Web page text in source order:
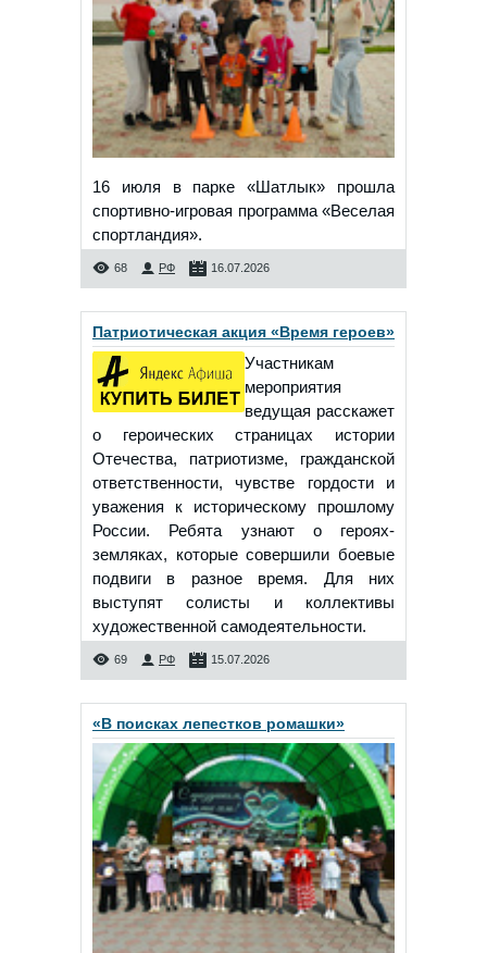
16 июля в парке «Шатлык» прошла
спортивно-игровая программа «Веселая
спортландия».
68 РФ 16.07.2026
Патриотическая акция «Время героев»
Участникам
мероприятия
ведущая расскажет
о героических страницах истории
Отечества, патриотизме, гражданской
ответственности, чувстве гордости и
уважения к историческому прошлому
России. Ребята узнают о героях-
земляках, которые совершили боевые
подвиги в разное время. Для них
выступят солисты и коллективы
художественной самодеятельности.
69 РФ 15.07.2026
«В поисках лепестков ромашки»